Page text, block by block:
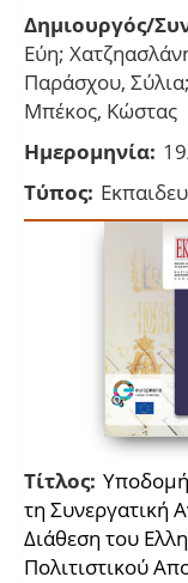
Δημιουργός/
Εύη;
Παράσχου,
Μπέκος, Κώστας
Ημερομηνία:
Τύπος:
Τίτλος: Υποδομή
τη Συνεργατική
Διάθεση του
Πολιτιστικού